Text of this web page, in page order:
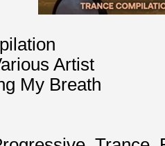
Artist
My Breath